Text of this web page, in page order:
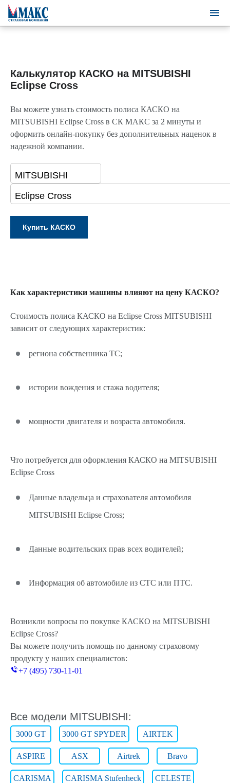
Калькулятор КАСКО на MITSUBISHI
Eclipse Cross
Вы можете узнать стоимость полиса КАСКО на
MITSUBISHI Eclipse Cross в СК МАКС за 2 минуты и
оформить онлайн-покупку без дополнительных наценок в
надежной компании.
Как характеристики машины влияют на цену КАСКО?
Стоимость полиса КАСКО на Eclipse Cross MITSUBISHI
зависит от следующих характеристик:
региона собственника ТС;
истории вождения и стажа водителя;
мощности двигателя и возраста автомобиля.
Что потребуется для оформления КАСКО на MITSUBISHI
Eclipse Cross
Данные владельца и страхователя автомобиля
MITSUBISHI Eclipse Cross;
Данные водительских прав всех водителей;
Информация об автомобиле из СТС или ПТС.
Возникли вопросы по покупке КАСКО на MITSUBISHI
Eclipse Cross?
Вы можете получить помощь по данному страховому
продукту у наших специалистов:
+7 (495) 730-11-01
Все модели MITSUBISHI:
3000 GT 3000 GT SPYDER AIRTEK
ASPIRE ASX Airtrek Bravo
CARISMA CARISMA Stufenheck CELESTE